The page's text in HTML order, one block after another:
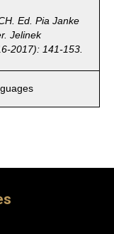
Ed. Pia Janke
Jelinek
2017): 141-153.